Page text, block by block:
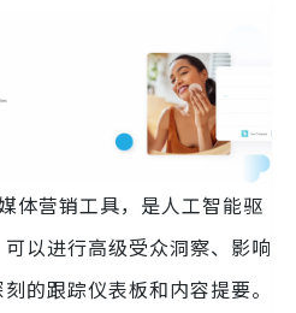
体营销工具，是人工智能驱
以进行高级受众洞察、影响
的跟踪仪表板和内容提要。